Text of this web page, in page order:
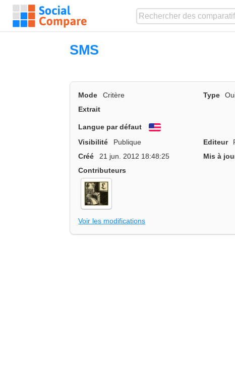
SMS
Mode Critère Type
Extrait
Langue par défaut
Visibilité
Publique Editeur
Créé
21 jun. 2012 18:48:25 Mis à
Contributeurs
Voir les modifications